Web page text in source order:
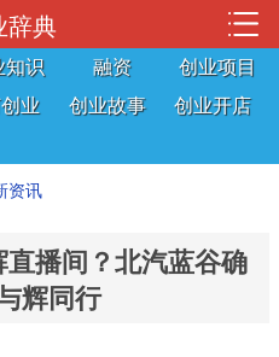
辞典
知识 融资
创业项目
业 创业故事
创业开店
资讯
播间？北汽蓝谷确
辉同行